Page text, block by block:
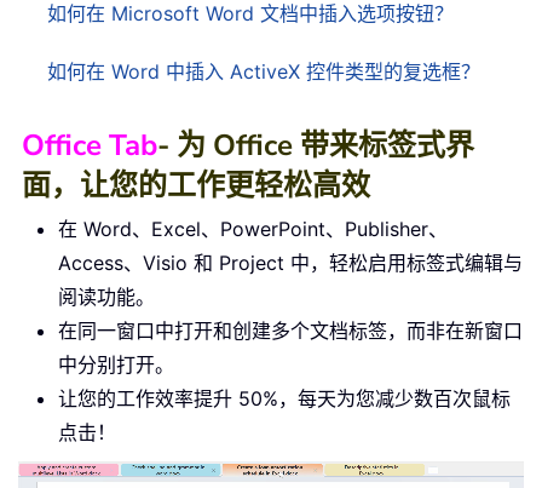
如何在 Microsoft Word 文档中插入选项按钮？
如何在 Word 中插入 ActiveX 控件类型的复选框？
Office Tab- 为 Office 带来标签式界
面，让您的工作更轻松高效
在 Word、Excel、PowerPoint、Publisher、
Access、Visio 和 Project 中，轻松启用标签式编辑与
阅读功能。
在同一窗口中打开和创建多个文档标签，而非在新窗口
中分别打开。
让您的工作效率提升 50%，每天为您减少数百次鼠标
点击！